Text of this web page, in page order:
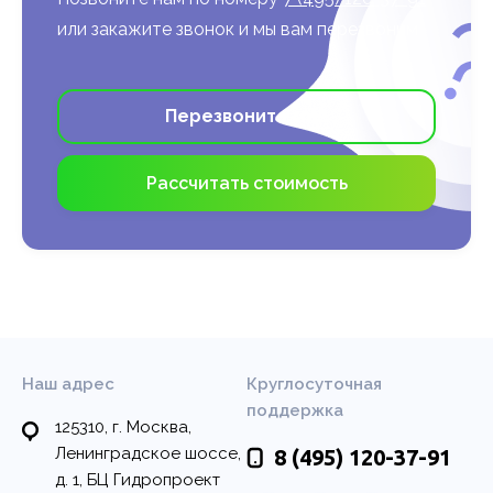
аутсорсинговому колл-
лояльность пациентов без
лишней нагрузки на
персонал.
Узнать подробнее >
или закажите звонок и мы вам перезвоним
Перезвоните мне
Рассчитать стоимость
Наш адрес
125310, г. Москва,
Ленинградское шоссе,
д. 1, БЦ Гидропроект
Круглосуточная
поддержка
8 (495) 120-37-91